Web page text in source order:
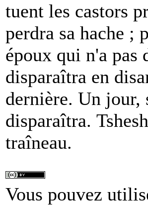
tuent les castors
perdra sa hache ;
époux qui n'a pas
disparaîtra en
dernière. Un jour,
disparaîtra.
traîneau.
Vous pouvez